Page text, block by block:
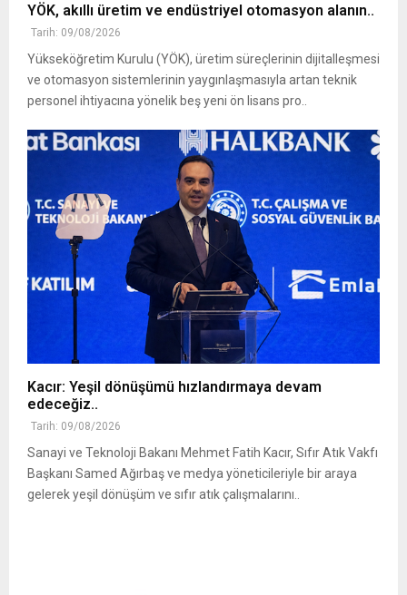
YÖK, akıllı üretim ve endüstriyel otomasyon alanın..
Tarih: 09/08/2026
Yükseköğretim Kurulu (YÖK), üretim süreçlerinin dijitalleşmesi
ve otomasyon sistemlerinin yaygınlaşmasıyla artan teknik
personel ihtiyacına yönelik beş yeni ön lisans pro..
Kacır: Yeşil dönüşümü hızlandırmaya devam
edeceğiz..
Tarih: 09/08/2026
Sanayi ve Teknoloji Bakanı Mehmet Fatih Kacır, Sıfır Atık Vakfı
Başkanı Samed Ağırbaş ve medya yöneticileriyle bir araya
gelerek yeşil dönüşüm ve sıfır atık çalışmalarını..